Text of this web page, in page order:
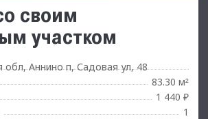
своим
участком
обл, Аннино п, Садовая ул, 48
83.30 м²
1 440 ₽
1